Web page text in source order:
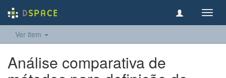
Ver item
Análise comparativa de